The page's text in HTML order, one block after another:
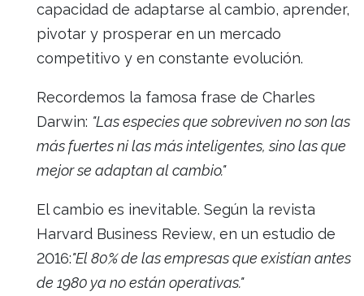
capacidad de adaptarse al cambio, aprender,
pivotar y prosperar en un mercado
competitivo y en constante evolución.
Recordemos la famosa frase de Charles
Darwin: "Las especies que sobreviven no son las
más fuertes ni las más inteligentes, sino las que
mejor se adaptan al cambio."
El cambio es inevitable. Según la revista
Harvard Business Review, en un estudio de
2016:"El 80% de las empresas que existían antes
de 1980 ya no están operativas."